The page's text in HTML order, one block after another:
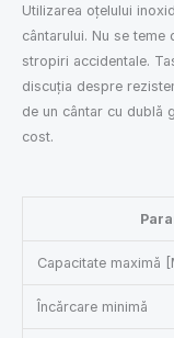
Utilizarea oțelului
cântarului. Nu se
stropiri accidentale.
discuția despre
de un cântar cu dublă
cost.
Capacitate maximă
Încărcare minimă